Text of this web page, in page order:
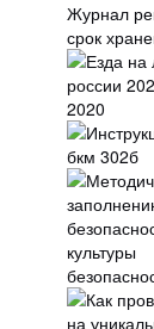
Журнал
срок
2020
бкм 302б